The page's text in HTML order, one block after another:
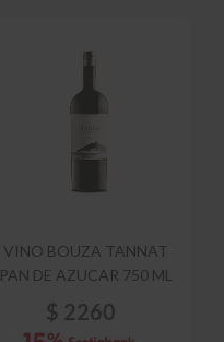
VINO BOUZA TANNAT
PAN DE AZUCAR 750 ML
$ 2260